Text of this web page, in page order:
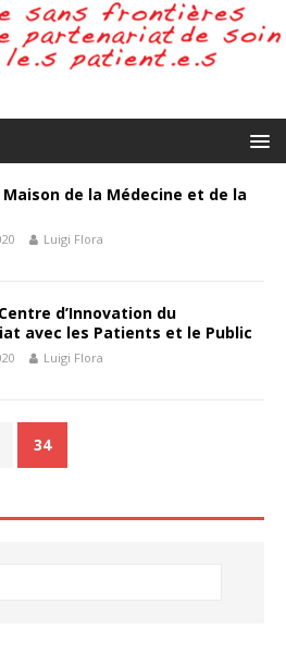
Maison de la Médecine et de la
Luigi Flora
d’Innovation du
avec les Patients et le Public
Luigi Flora
34